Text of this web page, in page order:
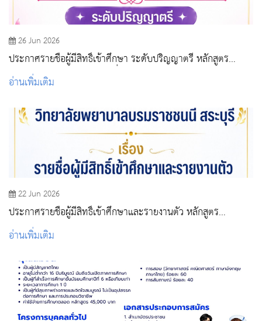
26 Jun 2026
ประกาศรายชื่อผู้มีสิทธิ์เข้าศึกษา ระดับปริญญาตรี หลักสูตร
พยาบาลศาสตรบัญฑิต รอบที่ 4 รับตรงอิสระ ปีการศึกษา 2569
อ่านเพิ่มเติม
22 Jun 2026
ประกาศรายชื่อผู้มีสิทธิ์เข้าศึกษาและรายงานตัว หลักสูตร
ประกาศนียบัตรผู้ช่วยพยาบาล รุ่น ๔ ประจำปีการศึกษา ๒๕๖๙
(รอบแรก)
อ่านเพิ่มเติม